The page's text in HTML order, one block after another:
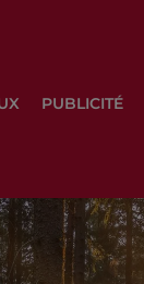
PUBLICITÉ